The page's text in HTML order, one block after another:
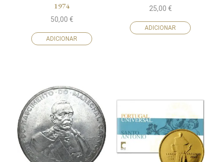
1974
50,00 €
ADICIONAR
25,00 €
ADICIONAR